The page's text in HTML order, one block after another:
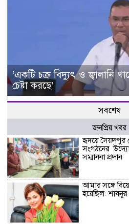
‘একটি চক্র বিদ্যুৎ ও জ্বালানি
চেষ্টা করছে’
সবশেষ
জনপ্রিয় খবর
হৃদয়ে সৈয়দপুর
সংগঠনের
সম্মাননা প্রদান
আমার সঙ্গে
হয়েছিল: শাবনূর